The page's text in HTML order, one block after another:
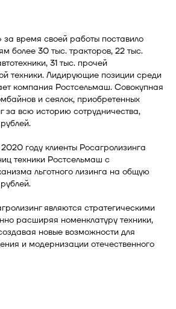
время своей работы поставило
более 30 тыс. тракторов, 22 тыс.
31 тыс. прочей
техники. Лидирующие позиции среди
компания Ростсельмаш. Совокупная
и сеялок, приобретенных
за всю историю сотрудничества,
году клиенты Росагролизинга
техники Ростсельмаш с
льготного лизинга на общую
являются стратегическими
расширяя номенклатуру техники,
новые возможности для
и модернизации отечественного